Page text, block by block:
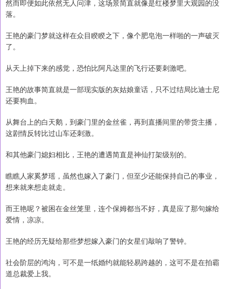
然而即便如此依然无人问津，这场景简直就像是红楼梦里大观园的没
落。
王艳的豪门梦就这样在众目睽睽之下，像个肥皂泡一样啪的一声破灭
了。
从天上掉下来的感觉，恐怕比阿凡达里的飞行还要刺激吧。
王艳的故事简直就是一部现实版的灰姑娘童话，只不过结局比迪士尼
还要狗血。
从舞台上的白天鹅，到豪门里的金丝雀，再到直播间里的带货主播，
这剧情反转比过山车还刺激。
和其他豪门媳妇相比，王艳的遭遇简直是神仙打架级别的。
瞧瞧人家奚梦瑶，虽然也嫁入了豪门，但至少还能保持自己的事业，
想来就来想走就走。
而王艳呢？被困在金丝笼里，连个保姆都当不好，真是应了那句嫁给
爱情，凉凉。
王艳的经历无疑给那些梦想嫁入豪门的女星们敲响了警钟。
社会阶层的鸿沟，可不是一纸婚约就能轻易跨越的，这可不是在拍霸
道总裁爱上我。